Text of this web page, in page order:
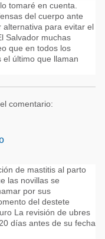
tomaré en cuenta.
del cuerpo ante
alternativa para evitar el
Salvador muchas
que en todos los
el último que llaman
comentario:
de mastitis al parto
las novillas se
por sus
del destete
La revisión de ubres
días antes de su fecha